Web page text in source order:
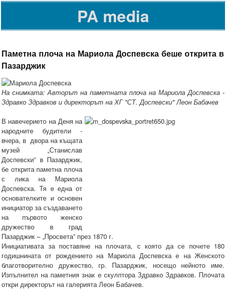
PA media
Паметна плоча на Мариола Доспевска беше открита в
Пазарджик
На снимката: Авторът на паметната плоча на Мариола Доспевска -
Здравко Здравков и директорът на ХГ "СТ. Доспевски" Леон Бабачев
В навечерието на Деня на
народните будители -
вчера, в двора на къщата
музей „Станислав
Доспевски” в Пазарджик,
бе открита паметна плоча
с лика на Мариола
Доспевска. Тя е една от
основателките и основен
инициатор за създаването
на първото женско
дружество в град
Пазарджик – „Просвета” през 1870 г.
Инициативата за поставяне на плочата, с която да се почете 180
годишнината от рождението на Мариола Доспевска е на Женското
благотворително дружество, гр. Пазарджик, носещо нейното име.
Изпълнител на паметния знак е скулптора Здравко Здравков. Плочата
откри директорът на галерията Леон Бабачев.